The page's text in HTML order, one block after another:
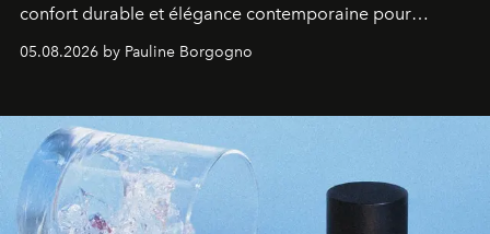
confort durable et élégance contemporaine pour
accompagner les explorations du quotidien.
05.08.2026 by Pauline Borgogno